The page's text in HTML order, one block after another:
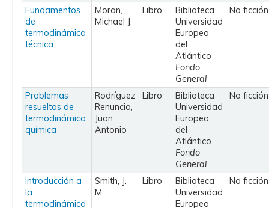
Fundamentos
de
termodinámica
técnica
Moran,
Michael J.
Libro
Biblioteca
Universidad
Europea
del
Atlántico
Fondo
General
No ficción
Problemas
resueltos de
termodinámica
química
Rodríguez
Renuncio,
Juan
Antonio
Libro
Biblioteca
Universidad
Europea
del
Atlántico
Fondo
General
No ficción
Introducción a
la
termodinámica
Smith, J.
M.
Libro
Biblioteca
Universidad
Europea
No ficción